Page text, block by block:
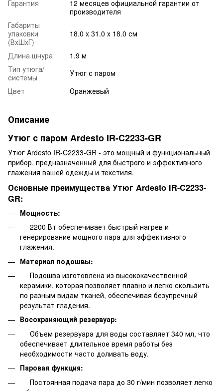
Гарантия
12 месяцев официальной гарантии от
производителя
Габариты
упаковки
(ВхШхГ)
18.0 x 31.0 x 18.0 см
Длина шнура
1.9 м
Тип утюга/
системы
Утюг с паром
Цвет
Оранжевый
Описание
Утюг с паром Ardesto IR-C2233-GR
Утюг Ardesto IR-C2233-GR - это мощный и функциональный
прибор, предназначенный для быстрого и эффективного
глажения вашей одежды и текстиля.
Основные преимущества Утюг Ardesto IR-C2233-
GR:
Мощность:
2200 Вт обеспечивает быстрый нагрев и
генерирование мощного пара для эффективного
глажения.
Материал подошвы:
Подошва изготовлена из высококачественной
керамики, которая позволяет плавно и легко скользить
по разным видам тканей, обеспечивая безупречный
результат гладения.
Восохраняющий резервуар:
Объем резервуара для воды составляет 340 мл, что
обеспечивает длительное время работы без
необходимости часто доливать воду.
Паровая функция:
Постоянная подача пара до 30 г/мин позволяет легко